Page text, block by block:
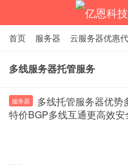
亿恩科技
首页 服务器 云服务器优惠
多线服务器托管服务
服务器
多线托管服务器优势
特价BGP多线互通更高效安